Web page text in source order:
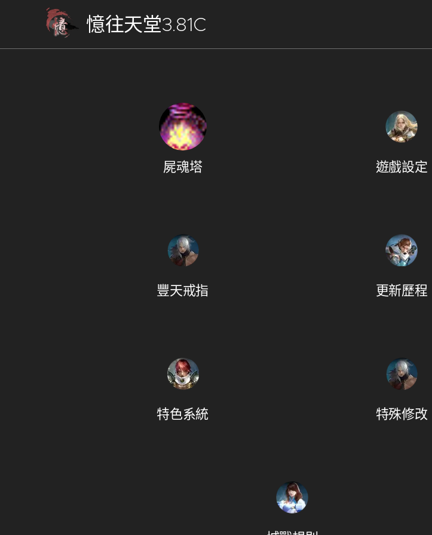
憶往天堂3.81C
屍魂塔 遊戲設定
豐天戒指 更新歷程
特色系統 特殊修改